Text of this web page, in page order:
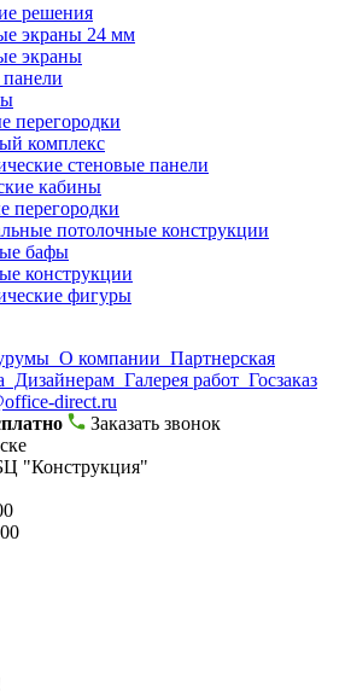
решения
экраны 24 мм
экраны
перегородки
комплекс
стеновые панели
кабины
перегородки
потолочные конструкции
бафы
конструкции
фигуры
О компании Партнерская
Дизайнерам Галерея работ Госзаказ
direct.ru
Заказать звонок
"Конструкция"